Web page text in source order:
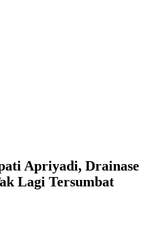
Apriyadi, Drainase
Lagi Tersumbat